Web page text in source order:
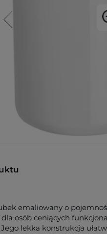
emaliowany o
osób ceniących
lekka konstrukcja